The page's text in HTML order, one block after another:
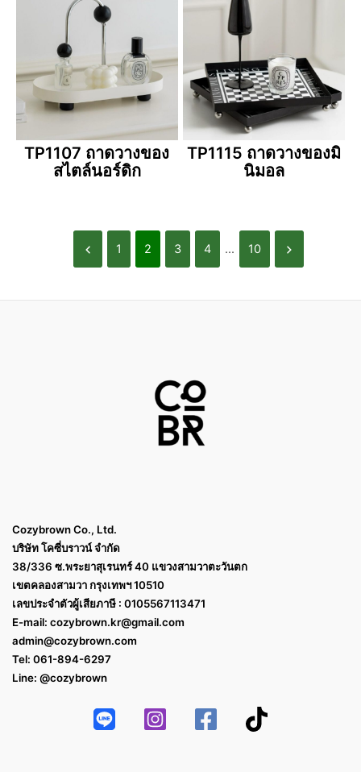
TP1107 ถาดวางของ
สไตล์นอร์ดิก
TP1115 ถาดวางของมิ
นิมอล
1 2 3 4 ... 10
Cozybrown Co., Ltd.
บริษัท โคซี่บราวน์ จำกัด
38/336 ซ.พระยาสุเรนทร์ 40 แขวงสามวาตะวันตก
เขตคลองสามวา กรุงเทพฯ 10510
เลขประจำตัวผู้เสียภาษี : 0105567113471
E-mail: cozybrown.kr@gmail.com
admin@cozybrown.com
Tel: 061-894-6297
Line: @cozybrown